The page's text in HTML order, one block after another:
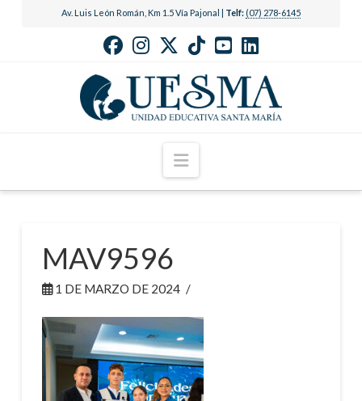
Av. Luis León Román, Km 1.5 Vía Pajonal | Telf: (07) 278-6145
Navigation
MAV9596
1 DE MARZO DE 2024